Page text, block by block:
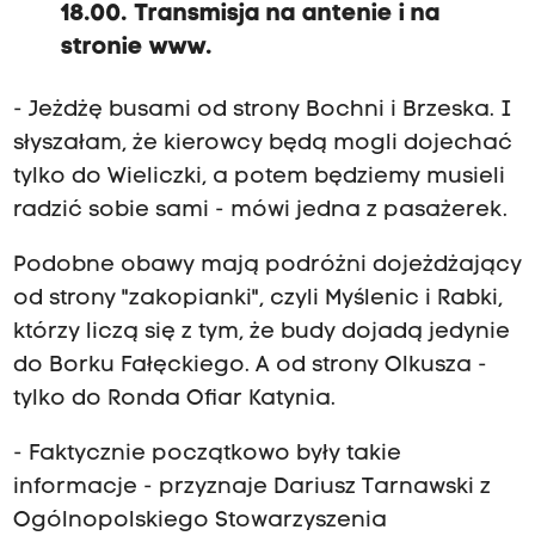
18.00. Transmisja na antenie i na
stronie www.
- Jeżdżę busami od strony Bochni i Brzeska. I
słyszałam, że kierowcy będą mogli dojechać
tylko do Wieliczki, a potem będziemy musieli
radzić sobie sami - mówi jedna z pasażerek.
Podobne obawy mają podróżni dojeżdżający
od strony "zakopianki", czyli Myślenic i Rabki,
którzy liczą się z tym, że budy dojadą jedynie
do Borku Fałęckiego. A od strony Olkusza -
tylko do Ronda Ofiar Katynia.
- Faktycznie początkowo były takie
informacje - przyznaje Dariusz Tarnawski z
Ogólnopolskiego Stowarzyszenia